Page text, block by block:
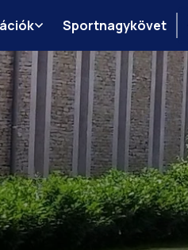
Sportnagykövet